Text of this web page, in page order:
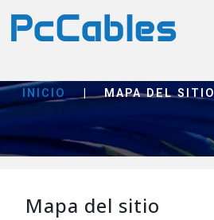
INICIO | MAPA DEL SITIO
Mapa del sitio